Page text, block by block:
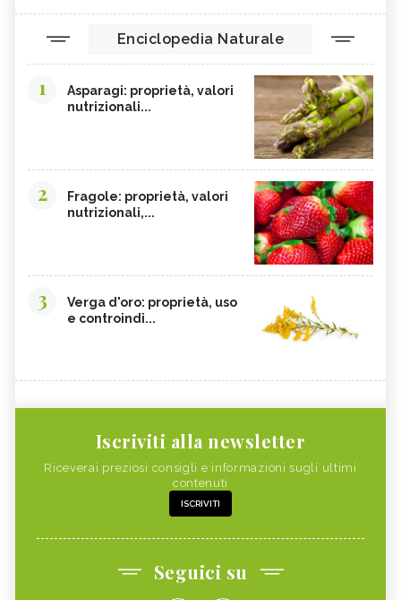
Enciclopedia Naturale
1
Asparagi: proprietà, valori
nutrizionali...
2
Fragole: proprietà, valori
nutrizionali,...
3
Verga d'oro: proprietà, uso
e controindi...
Iscriviti alla newsletter
Riceverai preziosi consigli e informazioni sugli ultimi
contenuti
ISCRIVITI
Seguici su